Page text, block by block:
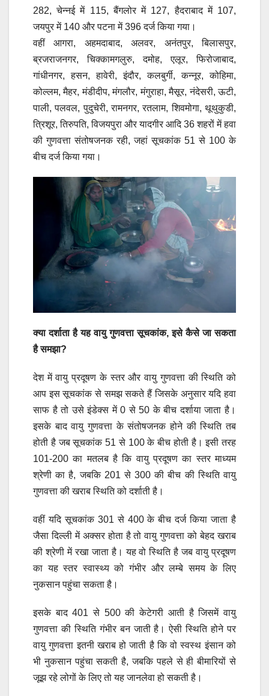
282, चेन्नई में 115, बैंगलोर में 127, हैदराबाद में 107,
जयपुर में 140 और पटना में 396 दर्ज किया गया।
वहीं आगरा, अहमदाबाद, अलवर, अनंतपुर, बिलासपुर,
ब्रजराजनगर, चिक्कामगलुरु, दमोह, एलूर, फिरोजाबाद,
गांधीनगर, हसन, हावेरी, इंदौर, कलबुर्गी, कन्नूर, कोहिमा,
कोल्लम, मैहर, मंडीदीप, मंगलौर, मंगुराहा, मैसूर, नंदेसरी, ऊटी,
पाली, पलवल, पुदुचेरी, रामनगर, रतलाम, शिवमोगा, थूथुकुडी,
त्रिशूर, तिरुपति, विजयपुरा और यादगीर आदि 36 शहरों में हवा
की गुणवत्ता संतोषजनक रही, जहां सूचकांक 51 से 100 के
बीच दर्ज किया गया।
क्या दर्शाता है यह वायु गुणवत्ता सूचकांक, इसे कैसे जा सकता
है समझा?
देश में वायु प्रदूषण के स्तर और वायु गुणवत्ता की स्थिति को
आप इस सूचकांक से समझ सकते हैं जिसके अनुसार यदि हवा
साफ है तो उसे इंडेक्स में 0 से 50 के बीच दर्शाया जाता है।
इसके बाद वायु गुणवत्ता के संतोषजनक होने की स्थिति तब
होती है जब सूचकांक 51 से 100 के बीच होती है। इसी तरह
101-200 का मतलब है कि वायु प्रदूषण का स्तर माध्यम
श्रेणी का है, जबकि 201 से 300 की बीच की स्थिति वायु
गुणवत्ता की खराब स्थिति को दर्शाती है।
वहीं यदि सूचकांक 301 से 400 के बीच दर्ज किया जाता है
जैसा दिल्ली में अक्सर होता है तो वायु गुणवत्ता को बेहद खराब
की श्रेणी में रखा जाता है। यह वो स्थिति है जब वायु प्रदूषण
का यह स्तर स्वास्थ्य को गंभीर और लम्बे समय के लिए
नुकसान पहुंचा सकता है।
इसके बाद 401 से 500 की केटेगरी आती है जिसमें वायु
गुणवत्ता की स्थिति गंभीर बन जाती है। ऐसी स्थिति होने पर
वायु गुणवत्ता इतनी खराब हो जाती है कि वो स्वस्थ इंसान को
भी नुकसान पहुंचा सकती है, जबकि पहले से ही बीमारियों से
जूझ रहे लोगों के लिए तो यह जानलेवा हो सकती है।